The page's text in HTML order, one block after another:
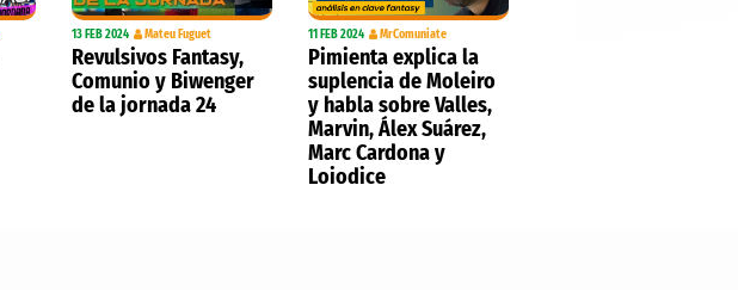
13 FEB 2024 Mateu Fuguet
Revulsivos Fantasy,
Comunio y Biwenger
de la jornada 24
11 FEB 2024 MrComuniate
Pimienta explica la
suplencia de Moleiro
y habla sobre Valles,
Marvin, Álex Suárez,
Marc Cardona y
Loiodice